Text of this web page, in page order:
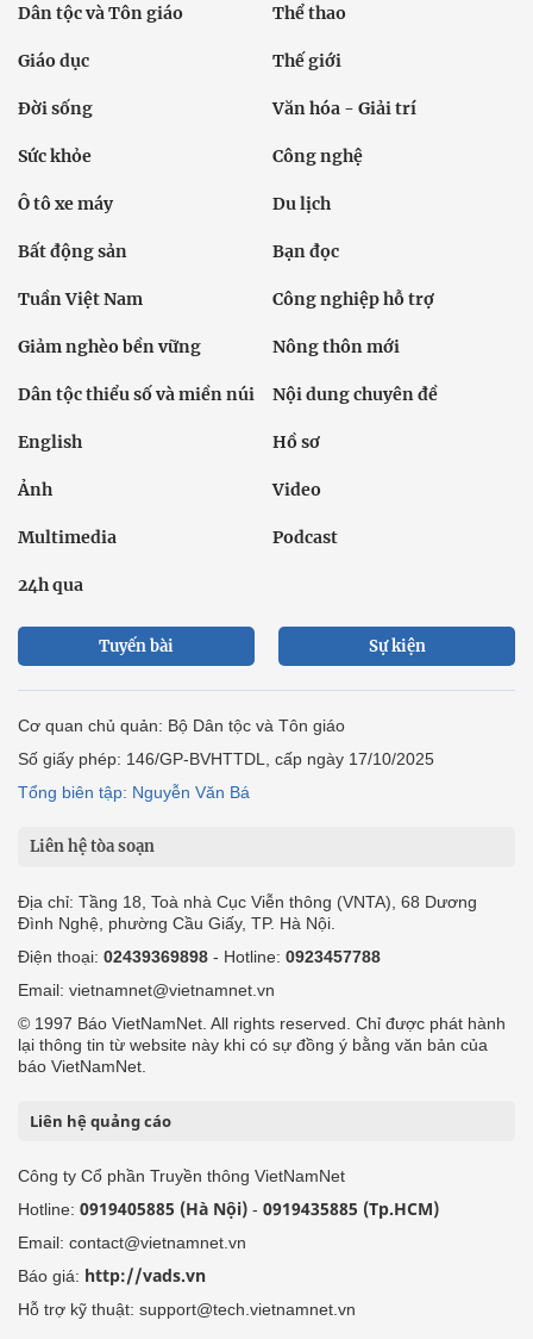
Dân tộc và Tôn giáo Thể thao
Giáo dục Thế giới
Đời sống Văn hóa - Giải trí
Sức khỏe Công nghệ
Ô tô xe máy Du lịch
Bất động sản Bạn đọc
Tuần Việt Nam Công nghiệp hỗ trợ
Giảm nghèo bền vững Nông thôn mới
Dân tộc thiểu số và miền núi Nội dung chuyên đề
English Hồ sơ
Ảnh Video
Multimedia Podcast
24h qua
Tuyến bài Sự kiện
Cơ quan chủ quản: Bộ Dân tộc và Tôn giáo
Số giấy phép: 146/GP-BVHTTDL, cấp ngày 17/10/2025
Tổng biên tập: Nguyễn Văn Bá
Liên hệ tòa soạn
Địa chỉ: Tầng 18, Toà nhà Cục Viễn thông (VNTA), 68 Dương
Đình Nghệ, phường Cầu Giấy, TP. Hà Nội.
Điện thoại: 02439369898 - Hotline: 0923457788
Email: vietnamnet@vietnamnet.vn
© 1997 Báo VietNamNet. All rights reserved. Chỉ được phát hành
lại thông tin từ website này khi có sự đồng ý bằng văn bản của
báo VietNamNet.
Liên hệ quảng cáo
Công ty Cổ phần Truyền thông VietNamNet
Hotline: 0919405885 (Hà Nội) - 0919435885 (Tp.HCM)
Email: contact@vietnamnet.vn
Báo giá: http://vads.vn
Hỗ trợ kỹ thuật: support@tech.vietnamnet.vn